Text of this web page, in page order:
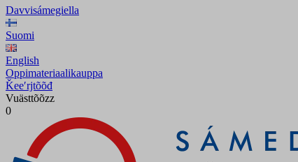
Davvisámegiella
Suomi
English
Oppimateriaalikauppa
Ǩeeʹrjtõõđ
Vuästtõõzz
0